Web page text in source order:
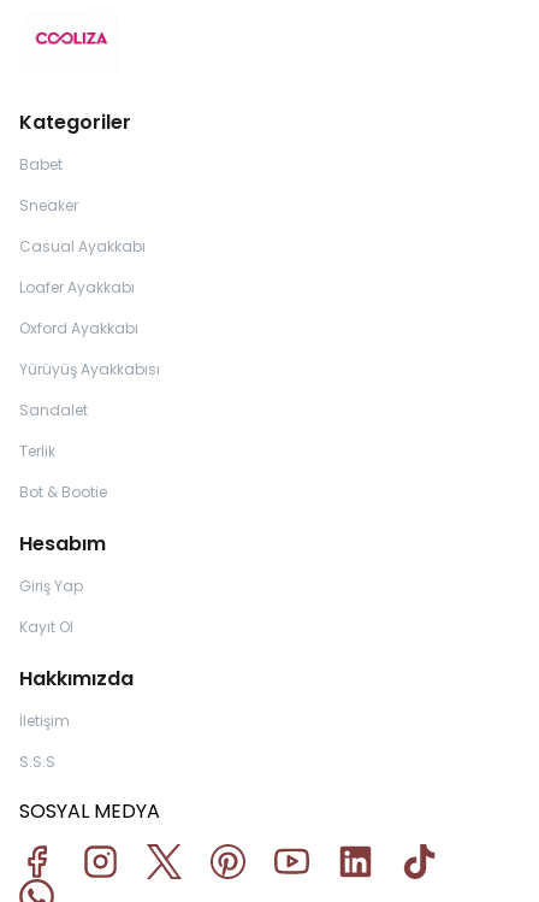
Kategoriler
Babet
Sneaker
Casual Ayakkabı
Loafer Ayakkabı
Oxford Ayakkabı
Yürüyüş Ayakkabısı
Sandalet
Terlik
Bot & Bootie
Hesabım
Giriş Yap
Kayıt Ol
Hakkımızda
İletişim
S.S.S
SOSYAL MEDYA